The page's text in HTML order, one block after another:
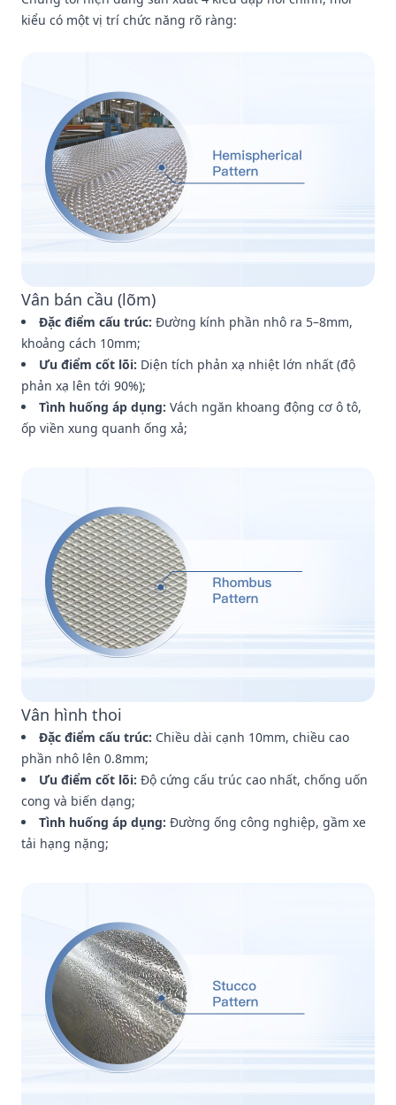
kiểu có một vị trí chức năng rõ ràng:
Vân bán cầu (lõm)
Đặc điểm cấu trúc: Đường kính phần nhô ra 5–8mm,
khoảng cách 10mm;
Ưu điểm cốt lõi: Diện tích phản xạ nhiệt lớn nhất (độ
phản xạ lên tới 90%);
Tình huống áp dụng: Vách ngăn khoang động cơ ô tô,
ốp viền xung quanh ống xả;
Vân hình thoi
Đặc điểm cấu trúc: Chiều dài cạnh 10mm, chiều cao
phần nhô lên 0.8mm;
Ưu điểm cốt lõi: Độ cứng cấu trúc cao nhất, chống uốn
cong và biến dạng;
Tình huống áp dụng: Đường ống công nghiệp, gầm xe
tải hạng nặng;